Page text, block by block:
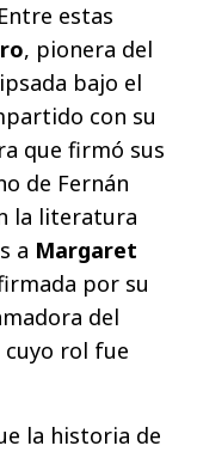
estas
, pionera del
bajo el
con su
que firmó sus
de Fernán
la literatura
a Margaret
por su
del
rol fue
la historia de